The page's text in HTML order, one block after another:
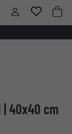
| 40x40 cm